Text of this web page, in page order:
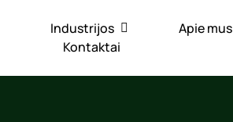
Industrijos Apie mus
Kontaktai